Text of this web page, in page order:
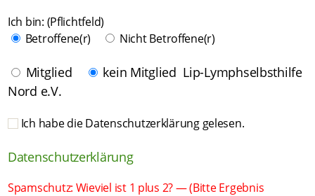
Ich bin: (Pflichtfeld)
Betroffene(r)
Nicht Betroffene(r)
Mitglied kein Mitglied Lip-Lymphselbsthilfe
Nord e.V.
Ich habe die Datenschutzerklärung gelesen.
Datenschutzerklärung
Spamschutz: Wieviel ist 1 plus 2? — (Bitte Ergebnis